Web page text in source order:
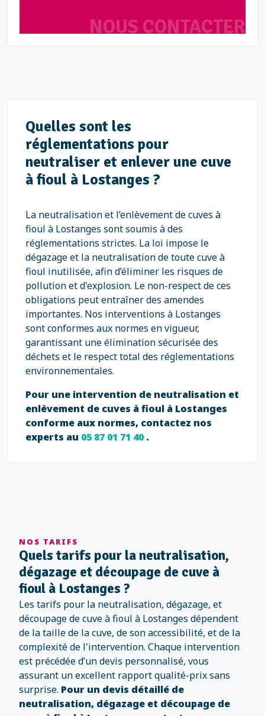
NOUS CONTACTER
Quelles sont les
réglementations pour
neutraliser et enlever une cuve
à fioul à Lostanges ?
La neutralisation et l’enlèvement de cuves à
fioul à Lostanges sont soumis à des
réglementations strictes. La loi impose le
dégazage et la neutralisation de toute cuve à
fioul inutilisée, afin d’éliminer les risques de
pollution et d'explosion. Le non-respect de ces
obligations peut entraîner des amendes
importantes. Nos interventions à Lostanges
sont conformes aux normes en vigueur,
garantissant une élimination sécurisée des
déchets et le respect total des réglementations
environnementales.
Pour une intervention de neutralisation et
enlèvement de cuves à fioul à Lostanges
conforme aux normes, contactez nos
experts au 05 87 01 71 40.
NOS TARIFS
Quels tarifs pour la neutralisation,
dégazage et découpage de cuve à
fioul à Lostanges ?
Les tarifs pour la neutralisation, dégazage, et
découpage de cuve à fioul à Lostanges dépendent
de la taille de la cuve, de son accessibilité, et de la
complexité de l'intervention. Chaque intervention
est précédée d’un devis personnalisé, vous
assurant un excellent rapport qualité-prix sans
surprise. Pour un devis détaillé de
neutralisation, dégazage et découpage de